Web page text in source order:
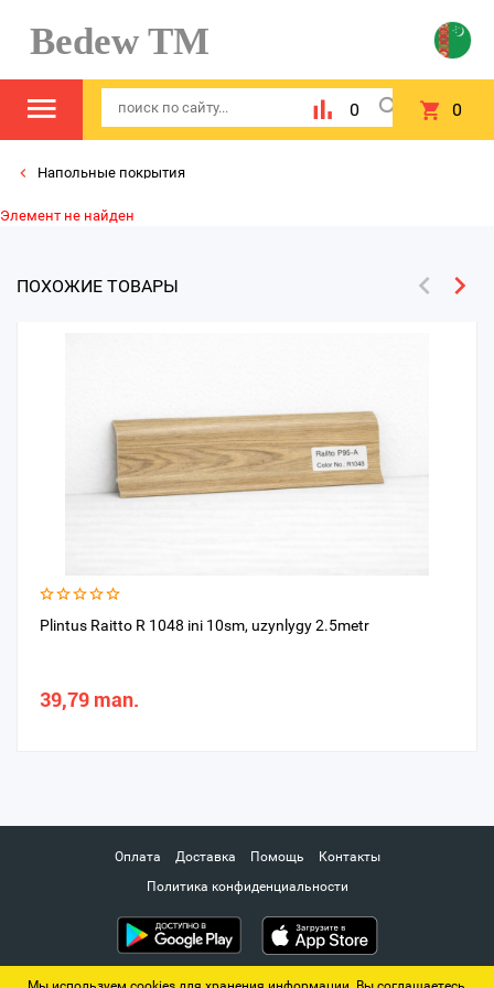
Bedew TM
0 0
Напольные покрытия
Элемент не найден
ПОХОЖИЕ ТОВАРЫ
Plintus Raitto R 1048 ini 10sm, uzynlygy 2.5metr
39,79 man.
Оплата Доставка Помощь
Контакты
Политика конфиденциальности